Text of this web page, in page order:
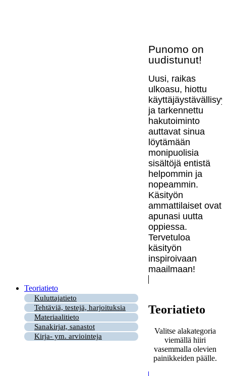
Punomo on
uudistunut!
Uusi, raikas
ulkoasu, hiottu
ja tarkennettu
hakutoiminto
auttavat sinua
löytämään
monipuolisia
sisältöjä entistä
helpommin ja
nopeammin.
Käsityön
ammattilaiset ovat
apunasi uutta
oppiessa.
Tervetuloa
käsityön
inspiroivaan
maailmaan!
Teoriatieto
Kuluttajatieto
Tehtäviä, testejä, harjoituksia
Materiaalitieto
Sanakirjat, sanastot
Kirja- ym. arviointeja
Teoriatieto
Valitse alakategoria
viemällä hiiri
vasemmalla olevien
painikkeiden päälle.